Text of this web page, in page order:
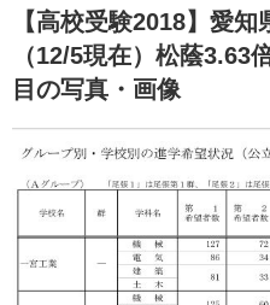
【高校受験2018】愛
（12/5現在）松蔭3.63
目の写真・画像